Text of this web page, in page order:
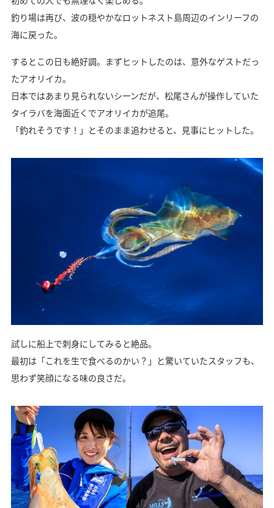
釣り場は再び、波の穏やかなロットネスト島周辺のインリーフの
海に戻った。
するとこの日も絶好調。まずヒットしたのは、意外なゲストだっ
たアオリイカ。
日本ではあまり見られないシーンだが、松尾さんが操作していた
タイラバを海面近くでアオリイカが追尾。
「釣れそうです！」とそのまま追わせると、見事にヒットした。
試しに船上で刺身にしてみると絶品。
最初は「これを生で食べるのかい？」と驚いていたスタッフも、
思わず笑顔になる味の良さだ。